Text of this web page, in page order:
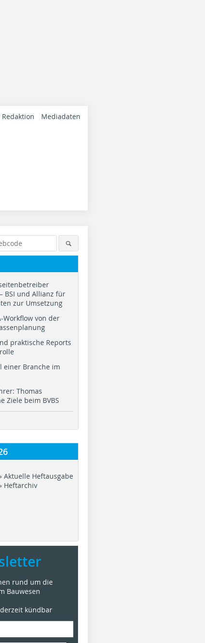
Mediadaten
BSI und Allianz für
zur Umsetzung
Workflow von der
praktische Reports
einer Branche im
Thomas
Ziele beim BVBS
Aktuelle Heftausgabe
Heftarchiv
rund um die
Bauwesen
kündbar